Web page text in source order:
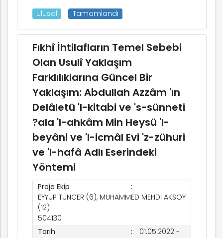
Ulusal Tamamlandı
Fıkhî İhtilafların Temel Sebebi
Olan Usulî Yaklaşım
Farklılıklarına Güncel Bir
Yaklaşım: Abdullah Azzâm 'ın
Delâletü 'l-kitabi ve 's-sünneti
?ala 'l-ahkâm Min Heysü 'l-
beyâni ve 'l-icmâl Evi 'z-zühuri
ve 'l-hafâ Adlı Eserindeki
Yöntemi
Proje Ekip
EYYÜP TUNCER (6), MUHAMMED MEHDİ AKSOY
(12)
504130
Tarih
01.05.2022 -